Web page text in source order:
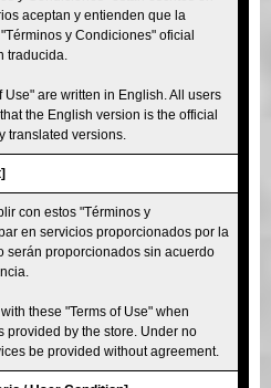
Osaka
aceptan y entienden que la
y Condiciones" oficial
traducida.
Use" are written in English. All users
the English version is the official
translated versions.
con estos "Términos y
en servicios proporcionados por la
serán proporcionados sin acuerdo
these "Terms of Use" when
provided by the store. Under no
be provided without agreement.